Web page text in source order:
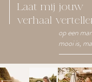
Laat mij jouw
verhaal
op een
mooi is,